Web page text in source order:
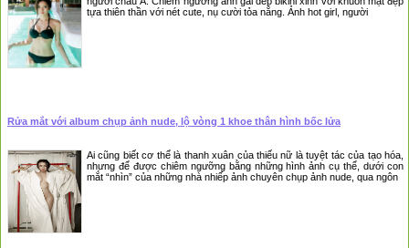
tựa thiên thần với nét cute, nụ cười tỏa nắng. Ảnh hot girl, người
Rửa mắt với album chụp ảnh nude, lộ vòng 1 khoe thân hình bốc lửa
Ai cũng biết cơ thể là thanh xuân của thiếu nữ là tuyệt tác của tạo hóa,
nhưng để được chiêm ngưỡng bằng những hình ảnh cụ thể, dưới con
mắt “nhìn” của những nhà nhiếp ảnh chuyên chụp ảnh nude, qua ngôn